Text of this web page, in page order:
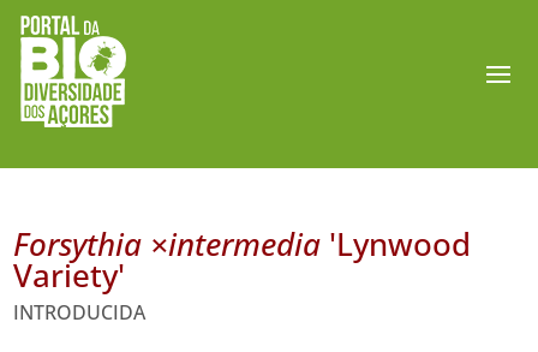
Forsythia ×intermedia 'Lynwood
Variety'
INTRODUCIDA